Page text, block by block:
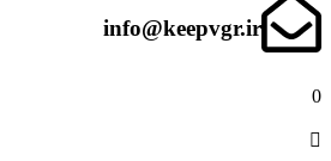
info@keepvgr.ir
0